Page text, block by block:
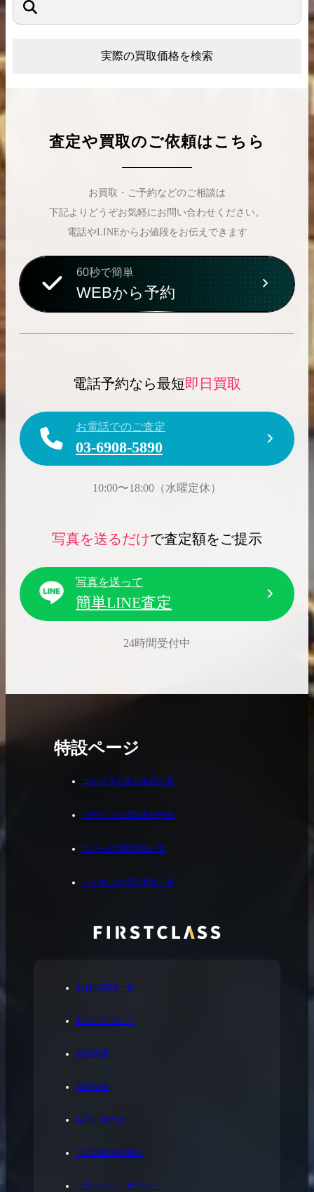
実際の買取価格を検索
査定や買取のご依頼はこちら
お買取・ご予約などのご相談は
下記よりどうぞお気軽にお問い合わせください。
電話やLINEからお値段をお伝えできます
60秒で簡単
WEBから予約
電話予約なら最短即日買取
お電話でのご査定
03-6908-5890
10:00〜18:00（水曜定休）
写真を送るだけで査定額をご提示
写真を送って
簡単LINE査定
24時間受付中
お買取実績一覧
私たちについて
会社概要
採用情報
お問い合わせ
宅配買取利用規約
プライバシーポリシー
特設ページ
エルメスの買取実績一覧
バーキンの買取実績一覧
ケリーの買取実績一覧
シャネルの買取実績一覧